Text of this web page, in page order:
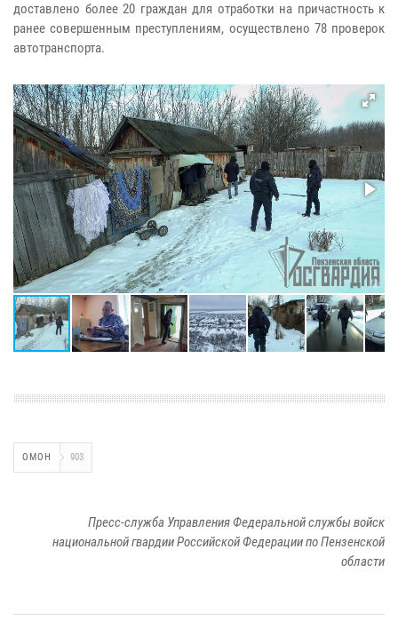
доставлено более 20 граждан для отработки на причастность к
ранее совершенным преступлениям, осуществлено 78 проверок
автотранспорта.
ОМОН 903
Пресс-служба Управления Федеральной службы войск
национальной гвардии Российской Федерации по Пензенской
области